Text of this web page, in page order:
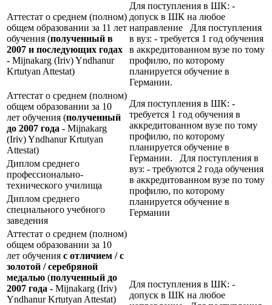
Аттестат о среднем (полном)
общем образовании за 11 лет
обучения (полученный в
2007 и последующих годах
- Mijnakarg (Iriv) Yndhanur
Krtutyan Attestat)
Для поступления в ШК: -
допуск в ШК на любое
направление Для поступления
в вуз: - требуется 1 год обучения
в аккредитованном вузе по тому
профилю, по которому
планируется обучение в
Германии.
Аттестат о среднем (полном)
общем образовании за 10
лет обучения (полученный
до 2007 года - Mijnakarg
(Iriv) Yndhanur Krtutyan
Attestat)
Для поступления в ШК: -
требуется 1 год обучения в
аккредитованном вузе по тому
профилю, по которому
планируется обучение в
Германии. Для поступления в
вуз: - требуются 2 года обучения
в аккредитованном вузе по тому
профилю, по которому
планируется обучение в
Германии
Диплом среднего
профессионально-
технического училища
Диплом среднего
специального учебного
заведения
Аттестат о среднем (полном)
общем образовании за 10
лет обучения с отличием / с
золотой / серебряной
медалью (полученный до
2007 года - Mijnakarg (Iriv)
Yndhanur Krtutyan Attestat)
Для поступления в ШК: -
допуск в ШК на любое